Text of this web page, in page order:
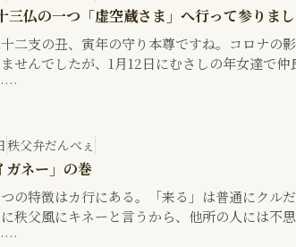
三仏の一つ「虚空蔵さま」へ行って参りま
二支の丑、寅年の守り本尊ですね。コロナの
せんでしたが、1月12日にむさしの年女達で
秩父弁だんべぇ
ガネー」の巻
の特徴はカ行にある。「来る」は普通にクル
秩父風にキネーと言うから、他所の人には不